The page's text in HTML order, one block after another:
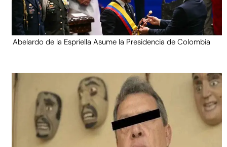
Abelardo de la Espriella Asume la Presidencia de Colombia